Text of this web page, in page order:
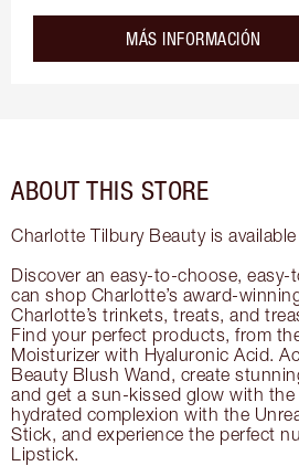
MÁS INFORMACIÓN
ABOUT THIS STORE
Charlotte Tilbury Beauty is
Discover an easy-to-choose,
can shop Charlotte’s award-
Charlotte’s trinkets, treats, and
Find your perfect products, from
Moisturizer with Hyaluronic Acid.
Beauty Blush Wand, create
and get a sun-kissed glow with the
hydrated complexion with the
Stick, and experience the perfect
Lipstick.